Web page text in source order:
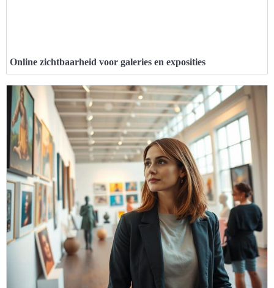
Online zichtbaarheid voor galeries en exposities